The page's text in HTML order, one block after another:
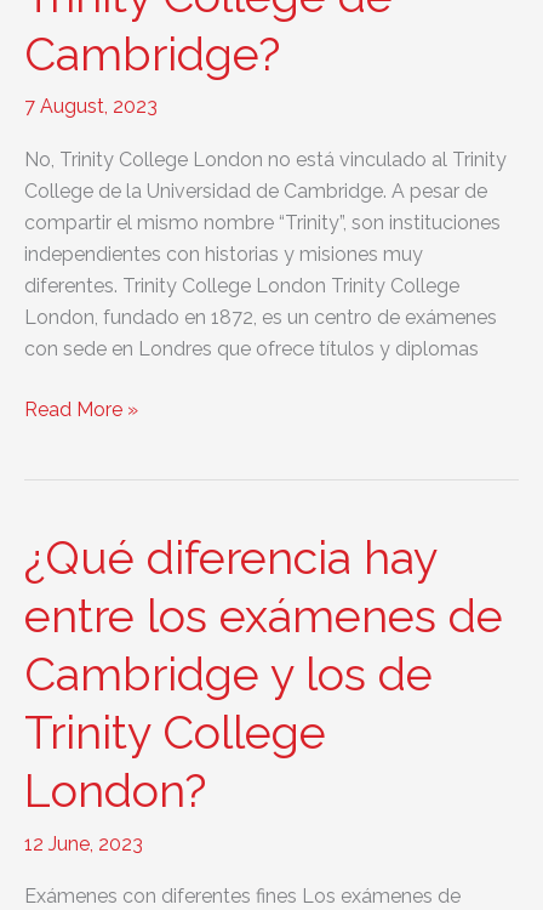
inglés
Cambridge?
7 August, 2023
No, Trinity College London no está vinculado al Trinity
College de la Universidad de Cambridge. A pesar de
compartir el mismo nombre “Trinity”, son instituciones
independientes con historias y misiones muy
diferentes. Trinity College London Trinity College
London, fundado en 1872, es un centro de exámenes
con sede en Londres que ofrece títulos y diplomas
¿Trinity
con
Trinity
College
de
Cambridge?
Read More »
¿Qué diferencia hay
entre los exámenes de
Cambridge y los de
Trinity College
London?
12 June, 2023
Exámenes con diferentes fines Los exámenes de